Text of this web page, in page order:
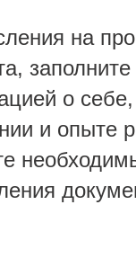
на
заполните
о
и опыте